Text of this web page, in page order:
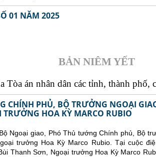
01 NĂM 2025
BẢN NIÊM YẾT
Tòa án nhân dân các tỉnh, thành phố,
CHÍNH PHỦ, BỘ TRƯỞNG NGOẠI
HOA KỲ MARCO RUBIO
Ngoại giao, Phó Thủ tướng Chính phủ, Bộ
trưởng Hoa Kỳ Marco Rubio. Tại cuộc
Thanh Sơn, Ngoại trưởng Hoa Kỳ Marco